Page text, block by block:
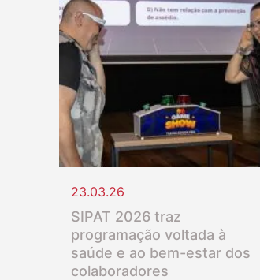
23.03.26
SIPAT 2026 traz
programação voltada à
saúde e ao bem-estar dos
colaboradores